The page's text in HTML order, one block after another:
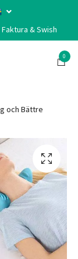
& Swish
0
och Bättre